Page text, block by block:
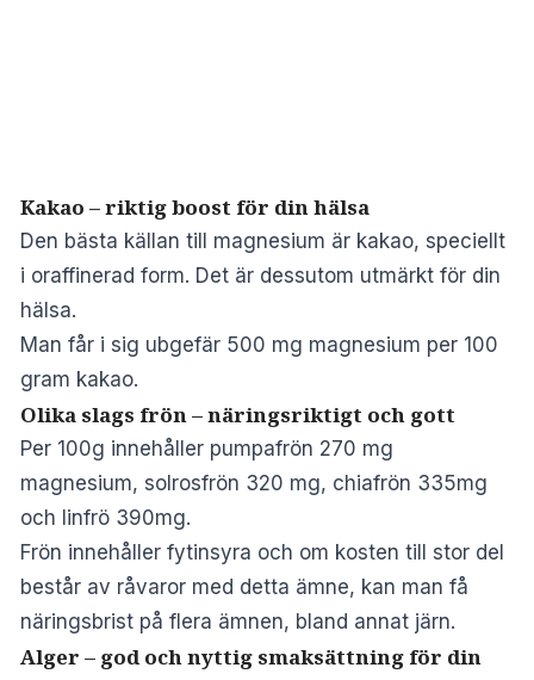
Kakao – riktig boost för din hälsa
Den bästa källan till magnesium är kakao, speciellt
i oraffinerad form. Det är dessutom utmärkt för din
hälsa.
Man får i sig ubgefär 500 mg magnesium per 100
gram kakao.
Olika slags frön – näringsriktigt och gott
Per 100g innehåller pumpafrön 270 mg
magnesium, solrosfrön 320 mg, chiafrön 335mg
och linfrö 390mg.
Frön innehåller fytinsyra och om kosten till stor del
består av råvaror med detta ämne, kan man få
näringsbrist på flera ämnen, bland annat järn.
Alger – god och nyttig smaksättning för din